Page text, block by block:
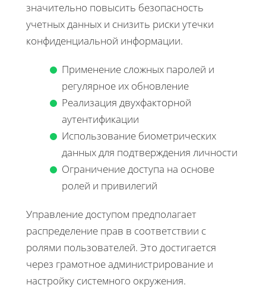
значительно повысить безопасность
учетных данных и снизить риски утечки
конфиденциальной информации.
Применение сложных паролей и
регулярное их обновление
Реализация двухфакторной
аутентификации
Использование биометрических
данных для подтверждения личности
Ограничение доступа на основе
ролей и привилегий
Управление доступом предполагает
распределение прав в соответствии с
ролями пользователей. Это достигается
через грамотное администрирование и
настройку системного окружения.